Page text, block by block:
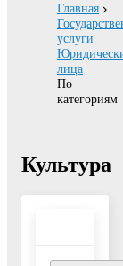
Главная
услуги
лица
По
категориям
Культура